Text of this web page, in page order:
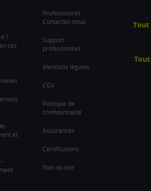
?
cas
et
Professionnel :
Contactez-nous
Support
professionnel
Mentions légales
CGV
Politique de
confidentialité
Assurances
Certifications
Plan du site
Tout